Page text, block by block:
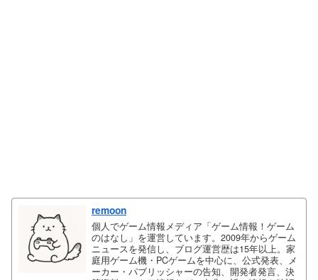
remoon
個人でゲーム情報メディア「ゲーム情報！ゲーム
のはなし」を運営しています。2009年からゲーム
ニュースを発信し、ブログ運営歴は15年以上。家
庭用ゲーム機・PCゲームを中心に、公式発表、メ
ーカー・パブリッシャーの告知、開発者発言、決